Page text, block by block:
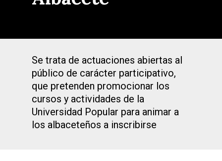
Se trata de actuaciones abiertas al
público de carácter participativo,
que pretenden promocionar los
cursos y actividades de la
Universidad Popular para animar a
los albaceteños a inscribirse